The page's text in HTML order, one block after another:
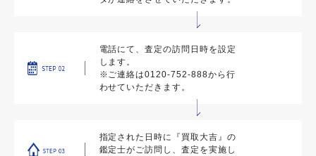
電話にて、査定の訪問日時を設定
します。
※ご連絡は0120-752-888から行
わせていただきます。
指定された日時に『買取大吉』の
鑑定士がご訪問し、査定を実施し